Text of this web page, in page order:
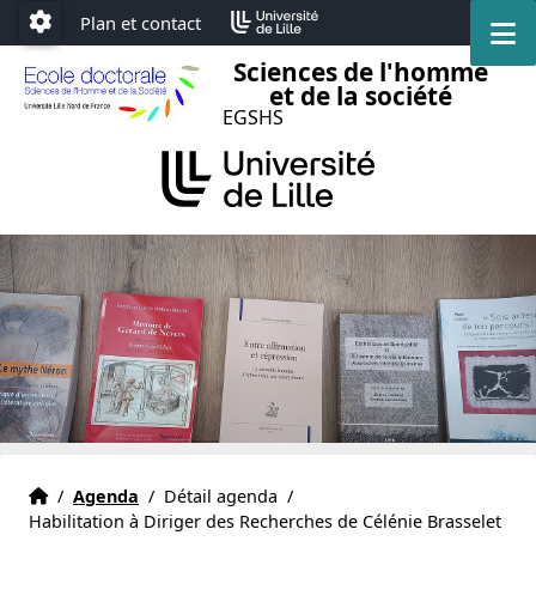
Accéder au menu principal
Accéder au contenu
Paramétrage
Plan et contact
Sciences de l'homme
et de la société
EGSHS
Accueil
Accueil
/ Agenda / Détail agenda /
Habilitation à Diriger des Recherches de Célénie Brasselet